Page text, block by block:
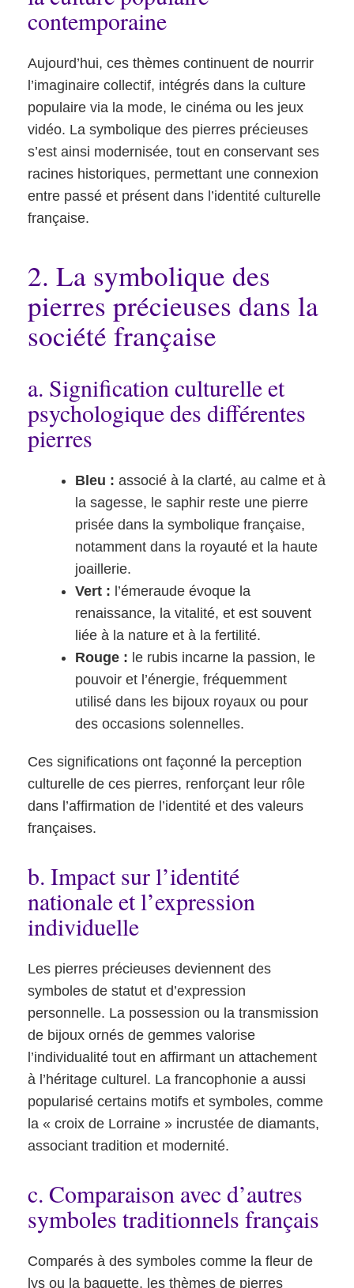
contemporaine
Aujourd’hui, ces thèmes continuent de nourrir
l’imaginaire collectif, intégrés dans la culture
populaire via la mode, le cinéma ou les jeux
vidéo. La symbolique des pierres précieuses
s’est ainsi modernisée, tout en conservant ses
racines historiques, permettant une connexion
entre passé et présent dans l’identité culturelle
française.
2. La symbolique des
pierres précieuses dans la
société française
a. Signification culturelle et
psychologique des différentes
pierres
Bleu : associé à la clarté, au calme et à
la sagesse, le saphir reste une pierre
prisée dans la symbolique française,
notamment dans la royauté et la haute
joaillerie.
Vert : l’émeraude évoque la
renaissance, la vitalité, et est souvent
liée à la nature et à la fertilité.
Rouge : le rubis incarne la passion, le
pouvoir et l’énergie, fréquemment
utilisé dans les bijoux royaux ou pour
des occasions solennelles.
Ces significations ont façonné la perception
culturelle de ces pierres, renforçant leur rôle
dans l’affirmation de l’identité et des valeurs
françaises.
b. Impact sur l’identité
nationale et l’expression
individuelle
Les pierres précieuses deviennent des
symboles de statut et d’expression
personnelle. La possession ou la transmission
de bijoux ornés de gemmes valorise
l’individualité tout en affirmant un attachement
à l’héritage culturel. La francophonie a aussi
popularisé certains motifs et symboles, comme
la « croix de Lorraine » incrustée de diamants,
associant tradition et modernité.
c. Comparaison avec d’autres
symboles traditionnels français
Comparés à des symboles comme la fleur de
lys ou la baguette, les thèmes de pierres